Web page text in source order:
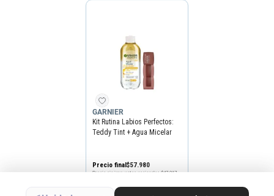
GARNIER
Kit Rutina Labios Perfectos:
Teddy Tint + Agua Micelar
Precio final$57.980
Precio sin impuestos nacionales $47.917
Agregar producto